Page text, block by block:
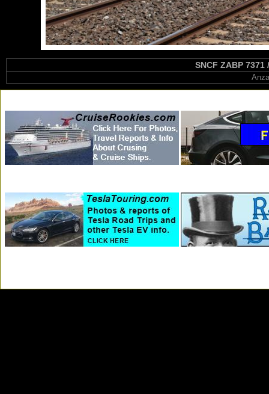
SNCF ZABP